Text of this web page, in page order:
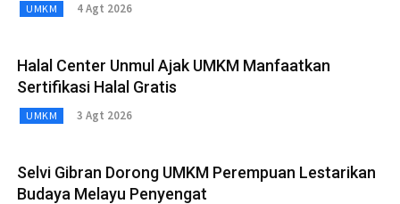
UMKM 4 Agt 2026
Halal Center Unmul Ajak UMKM Manfaatkan
Sertifikasi Halal Gratis
UMKM 3 Agt 2026
Selvi Gibran Dorong UMKM Perempuan Lestarikan
Budaya Melayu Penyengat